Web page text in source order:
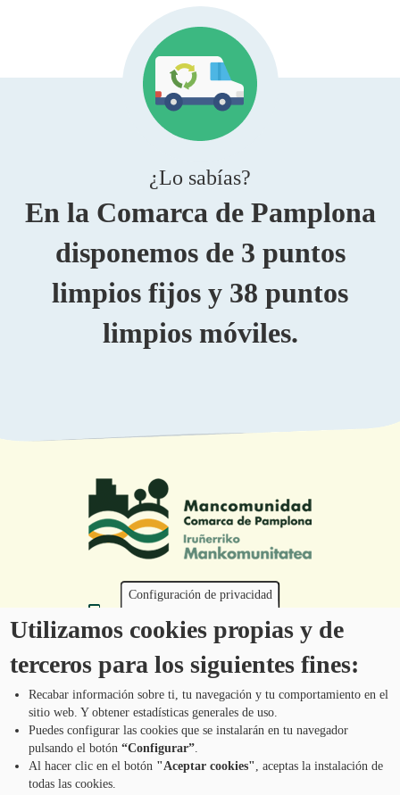
¿Lo sabías?
En la Comarca de Pamplona
disponemos de 3 puntos
limpios fijos y 38 puntos
limpios móviles.
Tel.: 948 203 444
atencion@mancoeduca.com
Programa de Educación Ambiental Escolar
de la Mancomunidad de la Comarca de
Pamplona
Pie
CONTÁCTANOS
Configuración de privacidad
Utilizamos cookies propias y de
terceros para los siguientes fines:
Recabar información sobre ti, tu navegación y tu comportamiento en el
sitio web. Y obtener estadísticas generales de uso.
Puedes configurar las cookies que se instalarán en tu navegador
pulsando el botón“Configurar”.
Al hacer clic en el botón "Aceptar cookies", aceptas la instalación de
todas las cookies.